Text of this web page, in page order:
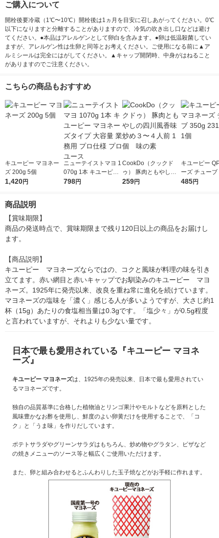
ご購入について
開栓後要冷蔵（1℃〜10℃）開栓後は1ヵ月を目安に召しあがってください。0℃
以下になりますと分離することがありますので、冷気の吹き出し口などは避け
てください。●本品はアレルゲンとして卵白を含みます。●卵は低温殺菌してい
ますが、アレルゲン性は生卵と同等とお考えください。ご使用になる前に▲ア
ルミシールは完全にはがしてください。▲キャップ開閉時、中身がはねること
がありますのでご注意ください。
こちらの商品もおすすめ
キユーピー マヨネー
ズ 200g 5個
1,420円
ニューテイストマヨ 1
070g 1本 キユーピー
マヨネーズタイプ 大
798円
CookDo（クックド
ゥ） 豚肉ともやしの
四川風香味炒め３〜４
259円
キユーピー
ーズ チュー
314921 1個
485円
商品説明
【賞味期限】
商品の発送時点で、賞味期限まで残り120日以上の商品をお届けし
ます。
【商品説明】
キユーピー　マヨネーズならではの、コクと風味が料理の味を引き
立てます。赤い網目と赤いキャップでお馴染みのキユーピー　マヨ
ネーズ。1925年に発売以来、改良を重ね常に進化を続けています。
マヨネーズの塩味を「濃く」感じる人が多いようですが、大さじ約1
杯（15g）あたりの食塩相当量は0.3gです。「塩少々」が0.5g程度
と言われていますが、それよりも少ない量です。
日本で最も愛用されている『キユーピー マヨネ
ーズ』
キユーピー マヨネーズは、1925年の発売以来、日本で最も愛用されてい
るマヨネーズです。
独自の品質基準に合格した植物油とリンゴ果汁やモルトなどを原料とした
風味豊かなお酢を使用し、鮮度のよい卵黄だけを使用することで、「コ
ク」と「うま味」を作りだしています。
ポテトサラダやグリーンサラダはもちろん、炒め物やグラタン、ピザなど
の焼きメニューのソース等と幅広くご使用いただけます。
また、卵と組み合わせるとふんわりした玉子焼などがお手軽に作れます。